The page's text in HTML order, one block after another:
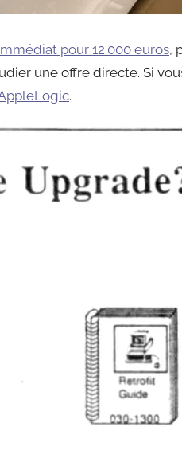
pour 12.000 euros,
une offre directe. Si
.